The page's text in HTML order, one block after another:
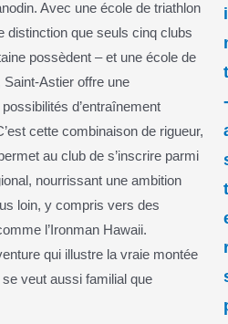
Avec une école de triathlon
distinction que seuls cinq clubs
possèdent – et une école de
Saint-Astier offre une
d’entraînement
cette combinaison de rigueur,
au club de s’inscrire parmi
nourrissant une ambition
loin, y compris vers des
l’Ironman Hawaii.
qui illustre la vraie montée
veut aussi familial que
i